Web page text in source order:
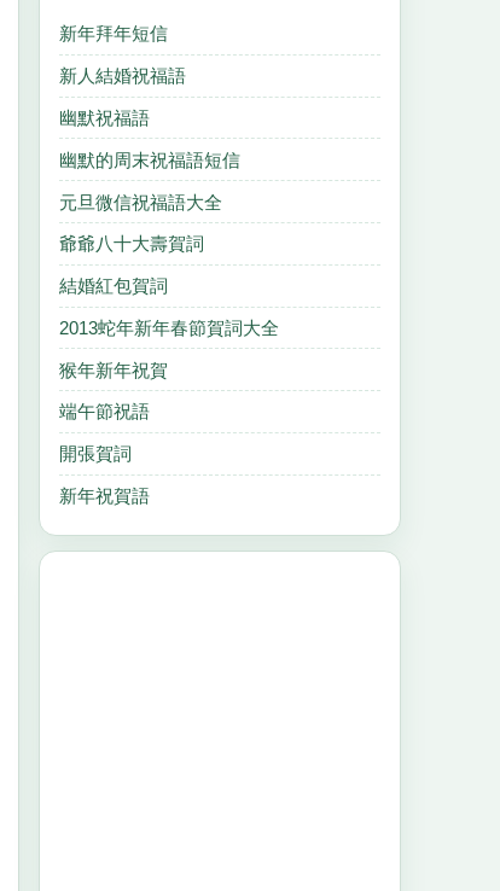
新年拜年短信
新人結婚祝福語
幽默祝福語
幽默的周末祝福語短信
元旦微信祝福語大全
爺爺八十大壽賀詞
結婚紅包賀詞
2013蛇年新年春節賀詞大全
猴年新年祝賀
端午節祝語
開張賀詞
新年祝賀語